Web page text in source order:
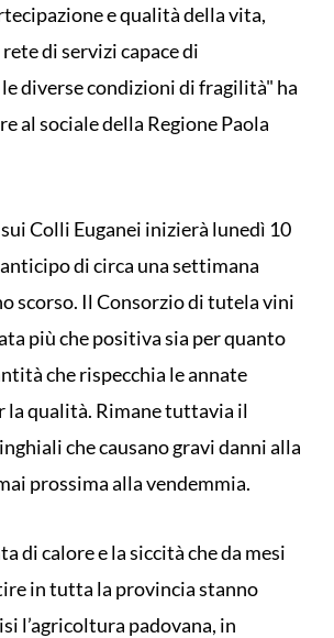
e qualità della vita,
di servizi capace di
diverse condizioni di fragilità" ha
al sociale della Regione Paola
Colli Euganei inizierà lunedì 10
di circa una settimana
scorso. Il Consorzio di tutela vini
più che positiva sia per quanto
che rispecchia le annate
la qualità. Rimane tuttavia il
che causano gravi danni alla
prossima alla vendemmia.
di calore e la siccità che da mesi
in tutta la provincia stanno
l’agricoltura padovana, in